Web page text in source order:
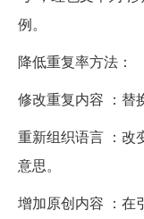
例。
降低重复率方法：
修改重复内容 ：替
重新组织语言 ：改
意思。
增加原创内容 ：在